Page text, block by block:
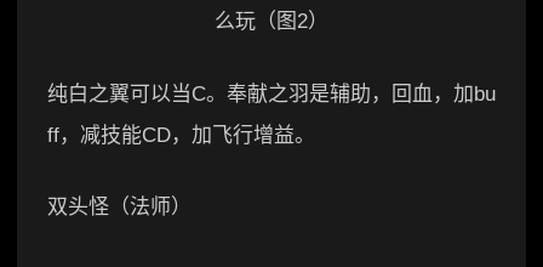
纯白之翼可以当C。奉献之羽是辅助，回血，加bu
ff，减技能CD，加飞行增益。
双头怪（法师）